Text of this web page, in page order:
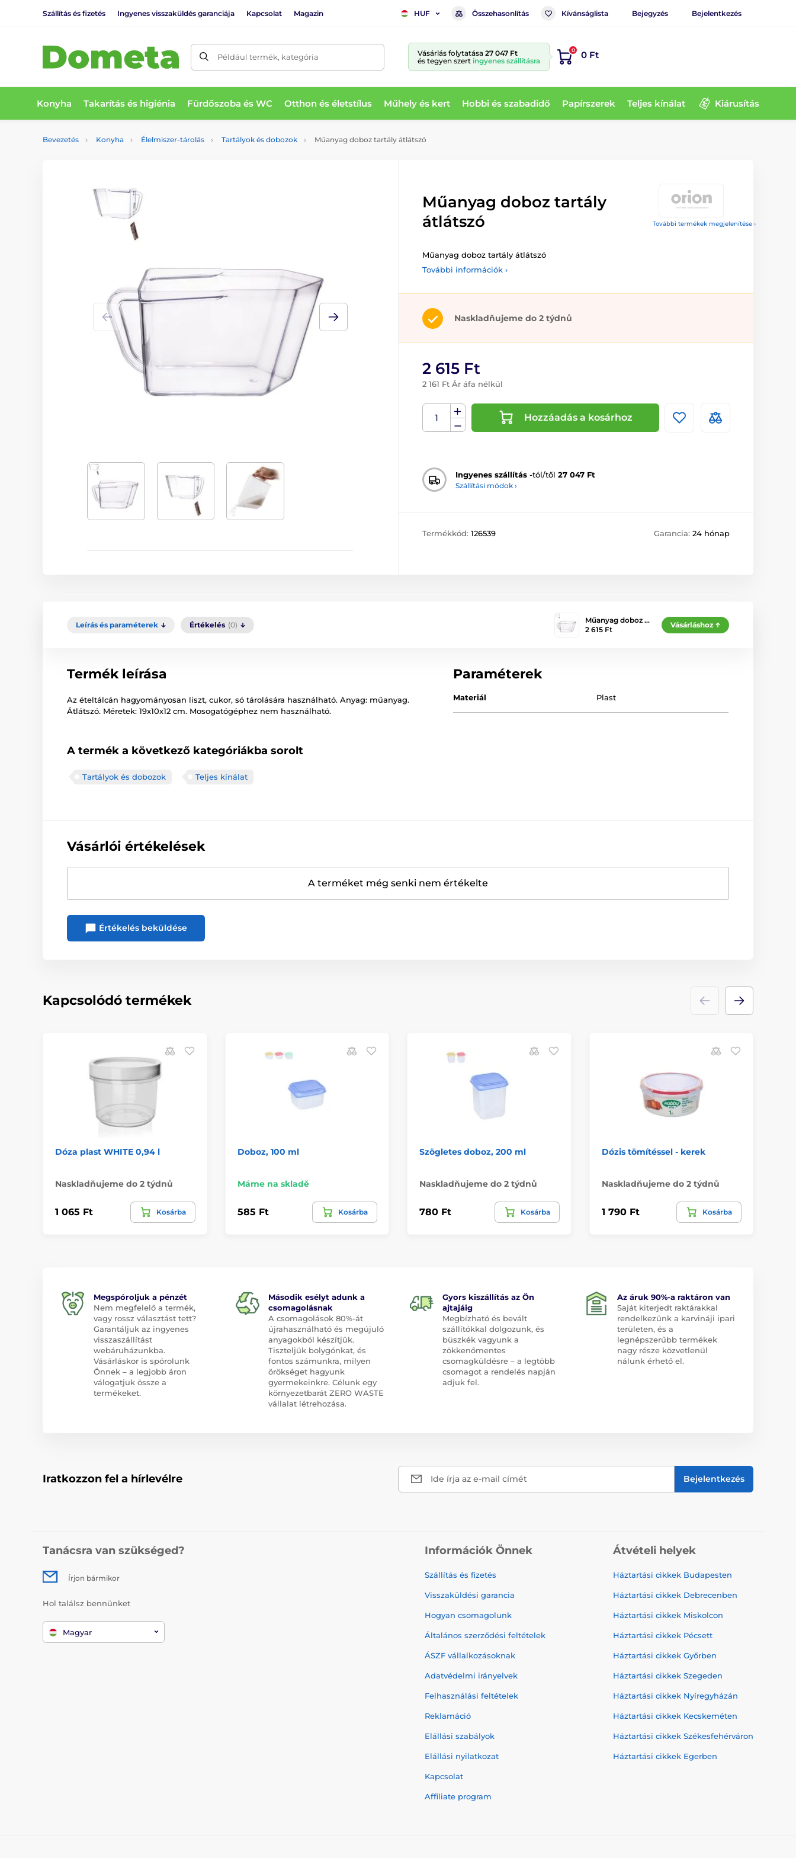
Szállítás és fizetés Ingyenes visszaküldés garanciája Kapcsolat Magazin HUF Összehasonlítás Kívánságlista Bejegyzés Bejelentkezés
Például termék, kategória Vásárlás folytatása 27 047 Ft
és tegyen szert ingyenes szállításra
0 0 Ft
Konyha Takarítás és higiénia Fürdőszoba és WC Otthon és életstílus Műhely és kert Hobbi és szabadidő Papírszerek Teljes kínálat Kiárusítás
Bevezetés Konyha Élelmiszer-tárolás Tartályok és dobozok Műanyag doboz tartály átlátszó
További termékek megjelenítése ›
Műanyag doboz tartály
átlátszó
Műanyag doboz tartály átlátszó
További információk ›
Naskladňujeme do 2 týdnů
2 615 Ft
2 161 Ft Ár áfa nélkül
Hozzáadás a kosárhoz
Ingyenes szállítás -tól/től 27 047 Ft
Szállítási módok ›
Termékkód: 126539 Garancia: 24 hónap
Leírás és paraméterek Értékelés (0)
Műanyag doboz …
2 615 Ft
Vásárláshoz
Termék leírása
Az ételtálcán hagyományosan liszt, cukor, só tárolására használható. Anyag: műanyag.
Átlátszó. Méretek: 19x10x12 cm. Mosogatógéphez nem használható.
A termék a következő kategóriákba sorolt
Tartályok és dobozok Teljes kínálat
Paraméterek
Materiál Plast
Vásárlói értékelések
A terméket még senki nem értékelte
Értékelés beküldése
Kapcsolódó termékek
Dóza plast WHITE 0,94 l
Naskladňujeme do 2 týdnů
1 065 Ft Kosárba
Doboz, 100 ml
Máme na skladě
585 Ft Kosárba
Szögletes doboz, 200 ml
Naskladňujeme do 2 týdnů
780 Ft Kosárba
Dózis tömítéssel - kerek
Naskladňujeme do 2 týdnů
1 790 Ft Kosárba
Megspóroljuk a pénzét
Nem megfelelő a termék,
vagy rossz választást tett?
Garantáljuk az ingyenes
visszaszállítást
webáruházunkba.
Vásárláskor is spórolunk
Önnek – a legjobb áron
válogatjuk össze a
termékeket.
Második esélyt adunk a
csomagolásnak
A csomagolások 80%-át
újrahasználható és megújuló
anyagokból készítjük.
Tiszteljük bolygónkat, és
fontos számunkra, milyen
örökséget hagyunk
gyermekeinkre. Célunk egy
környezetbarát ZERO WASTE
vállalat létrehozása.
Gyors kiszállítás az Ön
ajtajáig
Megbízható és bevált
szállítókkal dolgozunk, és
büszkék vagyunk a
zökkenőmentes
csomagküldésre – a legtöbb
csomagot a rendelés napján
adjuk fel.
Az áruk 90%-a raktáron van
Saját kiterjedt raktárakkal
rendelkezünk a karvináji ipari
területen, és a
legnépszerűbb termékek
nagy része közvetlenül
nálunk érhető el.
Iratkozzon fel a hírlevélre Ide írja az e-mail címét Bejelentkezés
Tanácsra van szükséged?
Írjon bármikor
Hol találsz bennünket
Magyar
Információk Önnek
Szállítás és fizetés
Visszaküldési garancia
Hogyan csomagolunk
Általános szerződési feltételek
ÁSZF vállalkozásoknak
Adatvédelmi irányelvek
Felhasználási feltételek
Reklamáció
Elállási szabályok
Elállási nyilatkozat
Kapcsolat
Affiliate program
Átvételi helyek
Háztartási cikkek Budapesten
Háztartási cikkek Debrecenben
Háztartási cikkek Miskolcon
Háztartási cikkek Pécsett
Háztartási cikkek Győrben
Háztartási cikkek Szegeden
Háztartási cikkek Nyíregyházán
Háztartási cikkek Kecskeméten
Háztartási cikkek Székesfehérváron
Háztartási cikkek Egerben